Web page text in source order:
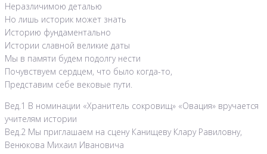
Неразличимою деталью
Но лишь историк может знать
Историю фундаментально
Истории славной великие даты
Мы в памяти будем подолгу нести
Почувствуем сердцем, что было когда-то,
Представим себе вековые пути.
Вед.1 В номинации «Хранитель сокровищ» «Овация» вручается
учителям истории
Вед.2 Мы приглашаем на сцену Канищеву Клару Равиловну,
Венюкова Михаил Ивановича